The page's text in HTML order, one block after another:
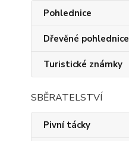
Pohlednice
Dřevěné pohlednice
Turistické známky
SBĚRATELSTVÍ
Pivní tácky